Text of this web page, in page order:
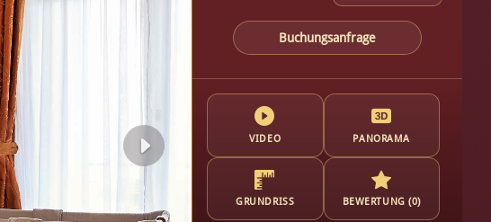
Buchungsanfrage
VIDEO PANORAMA
GRUNDRISS BEWERTUNG (0)